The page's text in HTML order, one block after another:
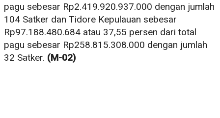
pagu sebesar Rp2.419.920.937.000 dengan jumlah
104 Satker dan Tidore Kepulauan sebesar
Rp97.188.480.684 atau 37,55 persen dari total
pagu sebesar Rp258.815.308.000 dengan jumlah
32 Satker. (M-02)